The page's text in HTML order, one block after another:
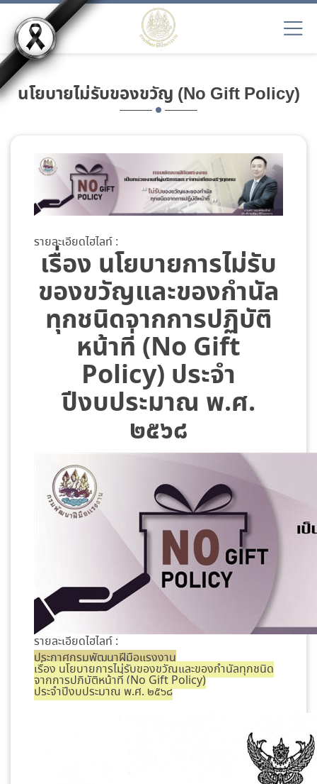
นโยบายไม่รับของขวัญ (No Gift Policy)
รายละเอียดไฮไลท์ :
เรื่อง นโยบายการไม่รับ
ของขวัญและของกำนัล
ทุกชนิดจากการปฏิบัติ
หน้าที่ (No Gift
Policy) ประจำ
ปีงบประมาณ พ.ศ.
๒๕๖๘
รายละเอียดไฮไลท์ :
ประกาศกรมพัฒนาฝีมือแรงงาน
เรื่อง นโยบายการไม่รับของขวัญและของกำนัลทุกชนิด
จากการปฏิบัติหน้าที่ (No Gift Policy)
ประจำปีงบประมาณ พ.ศ. ๒๕๖๘